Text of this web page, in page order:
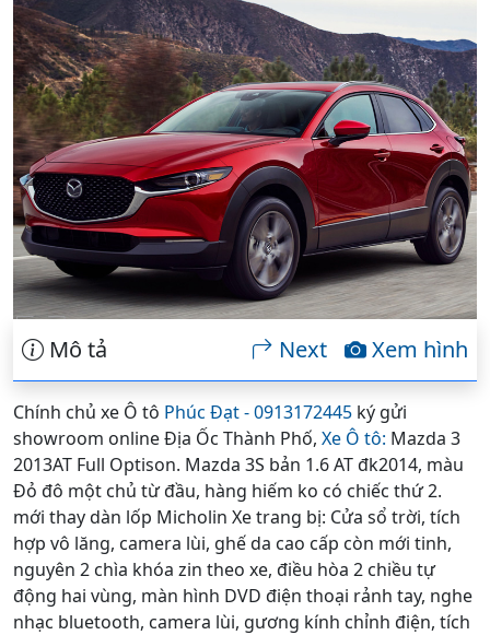
Mô tả Xem hình
Next
Chính chủ xe Ô tô Phúc Đạt - 0913172445 ký gửi
showroom online Địa Ốc Thành Phố, Xe Ô tô: Mazda 3
2013AT Full Optison. Mazda 3S bản 1.6 AT đk2014, màu
Đỏ đô một chủ từ đầu, hàng hiếm ko có chiếc thứ 2.
mới thay dàn lốp Micholin Xe trang bị: Cửa sổ trời, tích
hợp vô lăng, camera lùi, ghế da cao cấp còn mới tinh,
nguyên 2 chìa khóa zin theo xe, điều hòa 2 chiều tự
động hai vùng, màn hình DVD điện thoại rảnh tay, nghe
nhạc bluetooth, camera lùi, gương kính chỉnh điện, tích